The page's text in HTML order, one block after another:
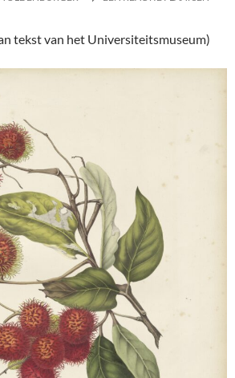
tekst van het Universiteitsmuseum)